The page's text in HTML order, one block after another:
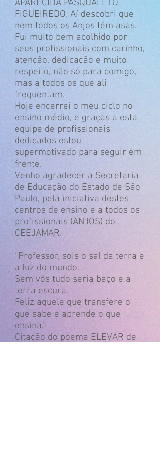
APARECIDA PASQUALETO
FIGUEIREDO. Aí descobri que
nem todos os Anjos têm asas.
Fui muito bem acolhido por
seus profissionais com carinho,
atenção, dedicação e muito
respeito, não só para comigo,
mas a todos os que ali
frequentam.
Hoje encerrei o meu ciclo no
ensino médio, e graças a esta
equipe de profissionais
dedicados estou
supermotivado para seguir em
frente.
Venho agradecer a Secretaria
de Educação do Estado de São
Paulo, pela iniciativa destes
centros de ensino e a todos os
profissionais (ANJOS) do
CEEJAMAR.
“Professor, sois o sal da terra e
a luz do mundo.
Sem vós tudo seria baço e a
terra escura.
Feliz aquele que transfere o
que sabe e aprende o que
ensina.”
Citação do poema ELEVAR de